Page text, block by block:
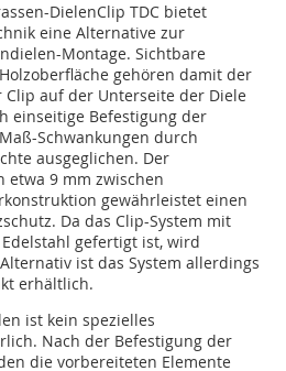
DielenClip TDC bietet
eine Alternative zur
Montage. Sichtbare
gehören damit der
Clip auf der Unterseite der Diele
einseitige Befestigung der
Schwankungen durch
ausgeglichen. Der
etwa 9 mm zwischen
gewährleistet einen
Da das Clip-System mit
gefertigt ist, wird
ist das System allerdings
erhältlich.
ist kein spezielles
Nach der Befestigung der
die vorbereiteten Elemente